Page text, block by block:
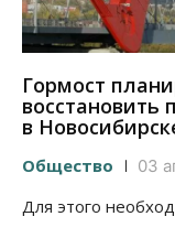
Гормост
восстановить
в
Общество 03
Для этого